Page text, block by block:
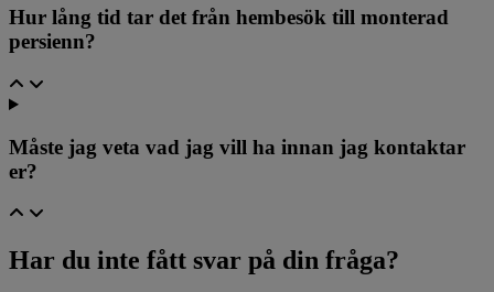
Hur lång tid tar det från hembesök till monterad
persienn?
Måste jag veta vad jag vill ha innan jag kontaktar
er?
Har du inte fått svar på din fråga? ​